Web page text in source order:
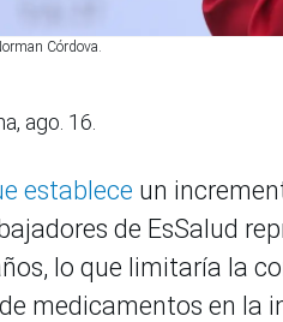
Córdova.
ago. 16.
establece un
de EsSalud
lo que limitaría la
medicamentos en la